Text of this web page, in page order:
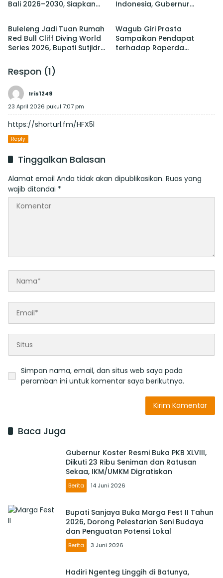
Bali 2026–2030, Siapkan
Indonesia, Gubernur
Berita
Buleleng Jadi Tuan Rumah
Red Bull Cliff Diving World
Series 2026, Bupati Sutjidra:
Wisata Bali Utara
Berita
Wagub Giri Prasta
Sampaikan Pendapat
terhadap Raperda
Respon (1)
Iris1249
23 April 2026 pukul 7:07 pm
https://shorturl.fm/HFX5l
Reply
Tinggalkan Balasan
Alamat email Anda tidak akan dipublikasikan. Ruas yang
wajib ditandai *
Simpan nama, email, dan situs web saya pada
peramban ini untuk komentar saya berikutnya.
Baca Juga
Gubernur Koster Resmi Buka PKB XLVIII,
Diikuti 23 Ribu Seniman dan Ratusan
Sekaa, IKM/UMKM Digratiskan
Berita 14 Juni 2026
Bupati Sanjaya Buka Marga Fest II Tahun
2026, Dorong Pelestarian Seni Budaya
dan Penguatan Potensi Lokal
Berita 3 Juni 2026
Hadiri Ngenteg Linggih di Batunya,